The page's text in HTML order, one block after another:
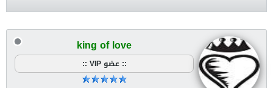
king of love
:: عضو VIP ::